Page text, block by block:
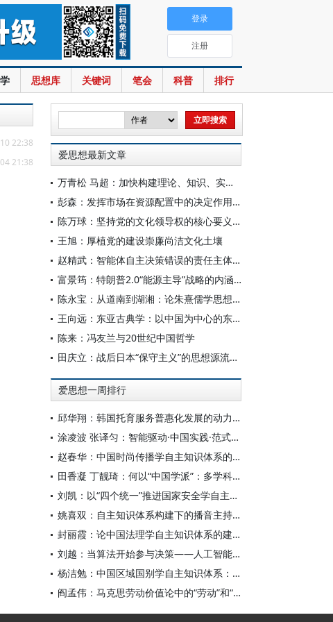
思想库 关键词 笔会 科普 排行
登录
注册
22:38
21:38
爱思想最新文章
万青松 马超：加快构建理论、知识、实践一体发展的区域国别自主知识体系
彭森：发挥市场在资源配置中的决定作用是中国改革的最基本经验
陈万球：坚持党的文化领导权的核心要义、历史必然性和科学方法
王旭：厚植党的建设崇廉尚洁文化土壤
赵精武：智能体自主决策错误的责任主体与边界
富景筠：特朗普2.0“能源主导”战略的内涵、举措与影响
陈永宝：从道南到湖湘：论朱熹儒学思想的演变
王向远：东亚古典学：以中国为中心的东亚学术文化共同体之建构
陈来：冯友兰与20世纪中国哲学
田庆立：战后日本“保守主义”的思想源流及核心价值探析
爱思想一周排行
邱华翔：韩国托育服务普惠化发展的动力机制、制度路径与政策效应
涂凌波 张译匀：智能驱动·中国实践·范式创新：“构建中国新闻传播学自主知识体系”专题研讨会综述
赵春华：中国时尚传播学自主知识体系的内在逻辑与实践路径
田香凝 丁靓琦：何以“中国学派”：多学科视野下中国特色新闻传播学建设的研究
刘凯：以“四个统一”推进国家安全学自主知识体系构建
姚喜双：自主知识体系构建下的播音主持高等专业教育研究
封丽霞：论中国法理学自主知识体系的建构
刘越：当算法开始参与决策——人工智能重塑全球治理的底层逻辑
杨洁勉：中国区域国别学自主知识体系：本原、借鉴和建构
阎孟伟：马克思劳动价值论中的“劳动”和“价值”概念